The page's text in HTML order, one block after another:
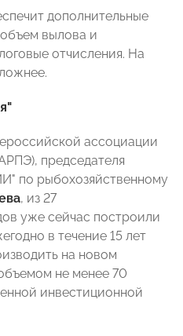
дополнительные
вылова и
отчисления. На
ассоциации
председателя
по рыбохозяйственному
, из 27
уже сейчас построили
в течение 15 лет
на новом
не менее 70
инвестиционной